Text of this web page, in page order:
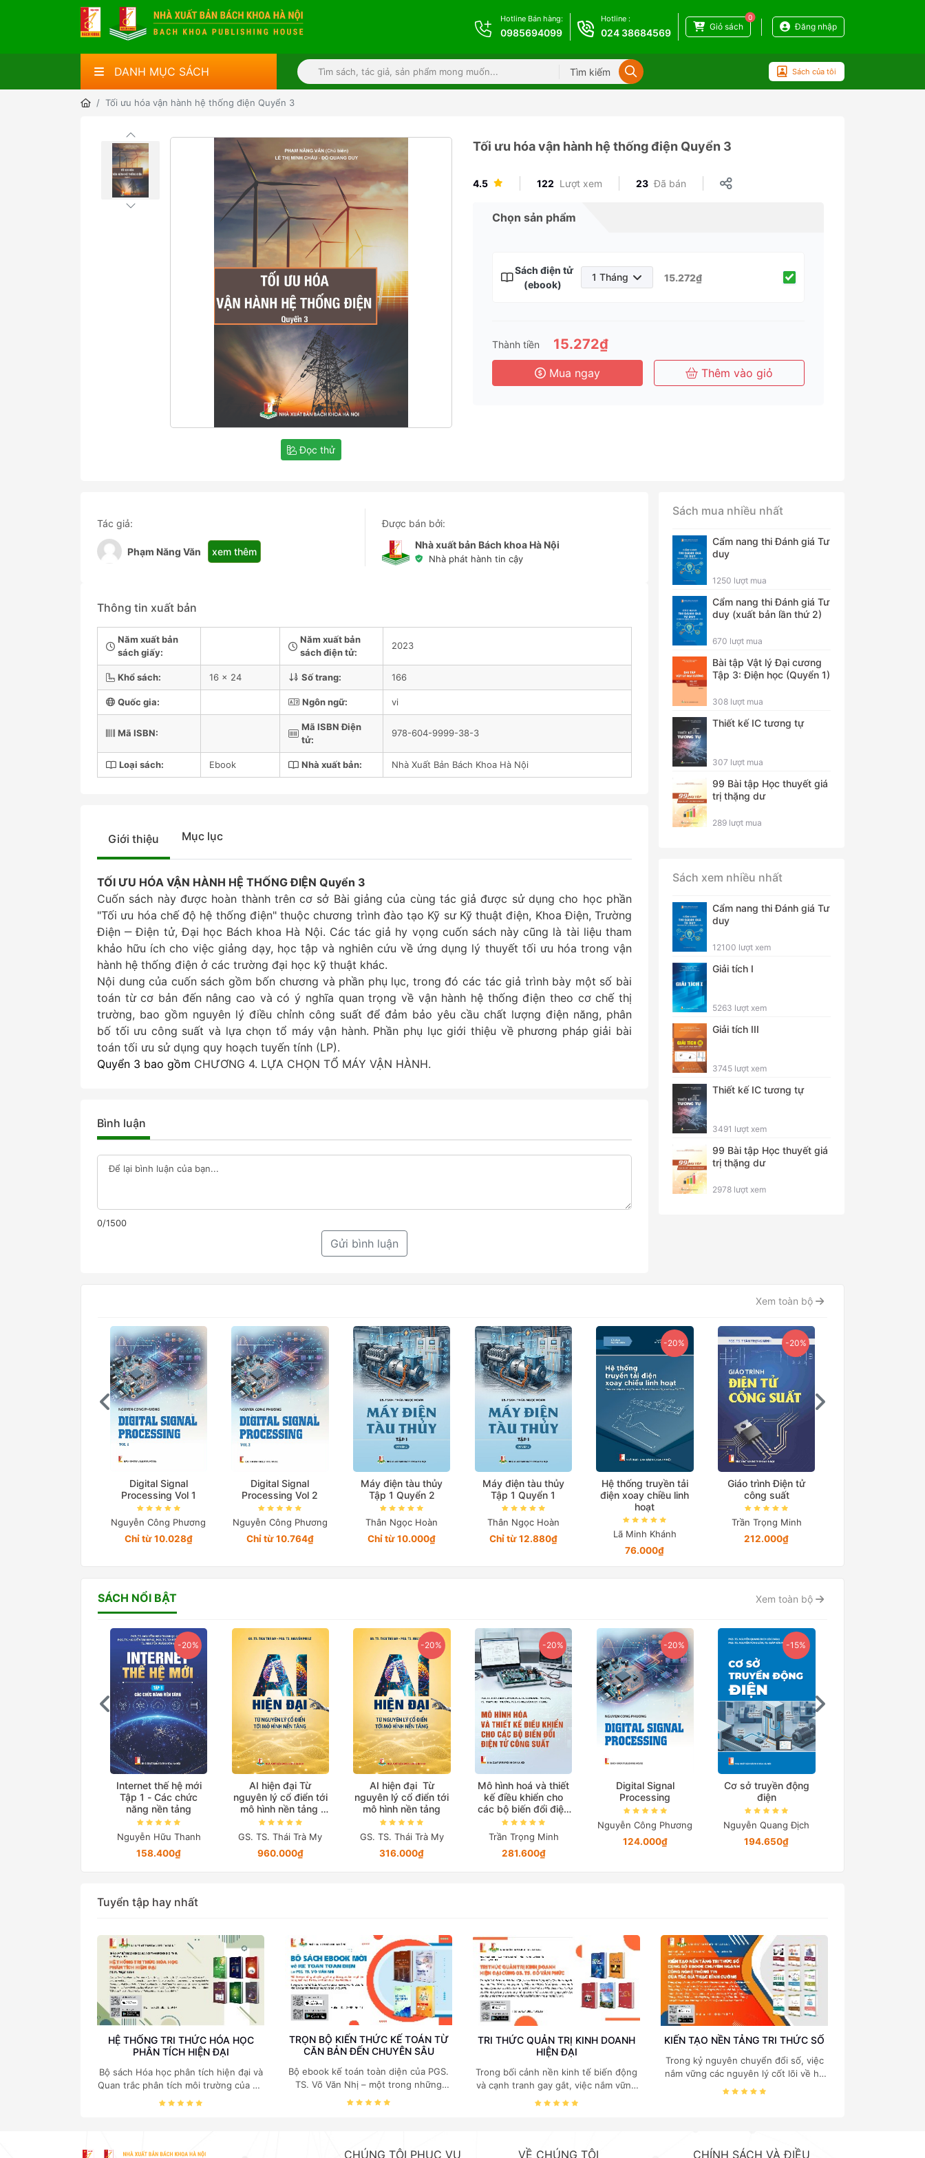
Hotline Bán hàng:
0985694099
Hotline :
024 38684569
0
Giỏ sách Đăng nhập
DANH MỤC SÁCH Tìm kiếm Sách của tôi
Tối ưu hóa vận hành hệ thống điện Quyển 3
Đọc thử
Tối ưu hóa vận hành hệ thống điện Quyển 3
4.5 122 Lượt xem 23 Đã bán
Chọn sản phẩm
Sách điện tử
(ebook)
1 Tháng
6 Tháng
3 Năm
15.272₫
Thành tiền 15.272₫
Mua ngay Thêm vào giỏ
Tác giả:
Phạm Năng Văn xem thêm
Được bán bởi:
Nhà xuất bản Bách khoa Hà Nội
Nhà phát hành tin cậy
Thông tin xuất bản
Năm xuất bản
sách giấy:
Năm xuất bản
sách điện tử:
2023
Khổ sách: 16 x 24 Số trang: 166
Quốc gia: Ngôn ngữ: vi
Mã ISBN:
Mã ISBN Điện
tử:
978-604-9999-38-3
Loại sách: Ebook Nhà xuất bản: Nhà Xuất Bản Bách Khoa Hà Nội
Giới thiệu Mục lục
TỐI ƯU HÓA VẬN HÀNH HỆ THỐNG ĐIỆN Quyển 3
Cuốn sách này được hoàn thành trên cơ sở Bài giảng của cùng tác giả được sử dụng cho học phần
"Tối ưu hóa chế độ hệ thống điện" thuộc chương trình đào tạo Kỹ sư Kỹ thuật điện, Khoa Điện, Trường
Điện ‒ Điện tử, Đại học Bách khoa Hà Nội. Các tác giả hy vọng cuốn sách này cũng là tài liệu tham
khảo hữu ích cho việc giảng dạy, học tập và nghiên cứu về ứng dụng lý thuyết tối ưu hóa trong vận
hành hệ thống điện ở các trường đại học kỹ thuật khác.
Nội dung của cuốn sách gồm bốn chương và phần phụ lục, trong đó các tác giả trình bày một số bài
toán từ cơ bản đến nâng cao và có ý nghĩa quan trọng về vận hành hệ thống điện theo cơ chế thị
trường, bao gồm nguyên lý điều chỉnh công suất để đảm bảo yêu cầu chất lượng điện năng, phân
bố tối ưu công suất và lựa chọn tổ máy vận hành. Phần phụ lục giới thiệu về phương pháp giải bài
toán tối ưu sử dụng quy hoạch tuyến tính (LP).
Quyển 3 bao gồm CHƯƠNG 4. LỰA CHỌN TỔ MÁY VẬN HÀNH.
Bình luận
0/1500
Gửi bình luận
Sách mua nhiều nhất
Cẩm nang thi Đánh giá Tư
duy
1250 lượt mua
Cẩm nang thi Đánh giá Tư
duy (xuất bản lần thứ 2)
670 lượt mua
Bài tập Vật lý Đại cương
Tập 3: Điện học (Quyển 1)
308 lượt mua
Thiết kế IC tương tự
307 lượt mua
99 Bài tập Học thuyết giá
trị thặng dư
289 lượt mua
Sách xem nhiều nhất
Cẩm nang thi Đánh giá Tư
duy
12100 lượt xem
Giải tích I
5263 lượt xem
Giải tích III
3745 lượt xem
Thiết kế IC tương tự
3491 lượt xem
99 Bài tập Học thuyết giá
trị thặng dư
2978 lượt xem
Xem toàn bộ
Digital Signal
Processing Vol 1
Nguyễn Công Phương
Chỉ từ 10.028₫
Digital Signal
Processing Vol 2
Nguyễn Công Phương
Chỉ từ 10.764₫
Máy điện tàu thủy
Tập 1 Quyển 2
Thân Ngọc Hoàn
Chỉ từ 10.000₫
Máy điện tàu thủy
Tập 1 Quyển 1
Thân Ngọc Hoàn
Chỉ từ 12.880₫
-20%
Hệ thống truyền tải
điện xoay chiều linh
hoạt
Lã Minh Khánh
76.000₫
-20%
Giáo trình Điện tử
công suất
Trần Trọng Minh
212.000₫
SÁCH NỔI BẬT Xem toàn bộ
-20%
Internet thế hệ mới
Tập 1 - Các chức
năng nền tảng
Nguyễn Hữu Thanh
158.400₫
AI hiện đại Từ
nguyên lý cổ điển tới
mô hình nền tảng
(Bản in màu đặc biệt)
GS. TS. Thái Trà My
960.000₫
-20%
AI hiện đại Từ
nguyên lý cổ điển tới
mô hình nền tảng
GS. TS. Thái Trà My
316.000₫
-20%
Mô hình hoá và thiết
kế điều khiển cho
các bộ biến đổi điện
tử công suất
Trần Trọng Minh
281.600₫
-20%
Digital Signal
Processing
Nguyễn Công Phương
124.000₫
-15%
Cơ sở truyền động
điện
Nguyễn Quang Địch
194.650₫
Tuyển tập hay nhất
HỆ THỐNG TRI THỨC HÓA HỌC
PHÂN TÍCH HIỆN ĐẠI
Bộ sách Hóa học phân tích hiện đại và
Quan trắc phân tích môi trường của Cố
Giáo sư, Tiến sĩ Phạm Luận là một
Hóa học phân tích tại Việt Nam hiện
TRỌN BỘ KIẾN THỨC KẾ TOÁN TỪ
CĂN BẢN ĐẾN CHUYÊN SÂU
Bộ ebook kế toán toàn diện của PGS.
TS. Võ Văn Nhị – một trong những
chuyên gia hàng đầu, giàu kinh
TRI THỨC QUẢN TRỊ KINH DOANH
HIỆN ĐẠI
Trong bối cảnh nền kinh tế biến động
và cạnh tranh gay gắt, việc nắm vững
các quy luật kinh tế và kỹ năng quản
khoa Hà Nội phát hành tập trung vào
KIẾN TẠO NỀN TẢNG TRI THỨC SỐ
Trong kỷ nguyên chuyển đổi số, việc
nắm vững các nguyên lý cốt lõi về hệ
thống thông tin, cấu trúc dữ liệu, cơ
mực và chuyên sâu, Nhà xuất bản
CHÚNG TÔI PHỤC VỤ VỀ CHÚNG TÔI CHÍNH SÁCH VÀ ĐIỀU